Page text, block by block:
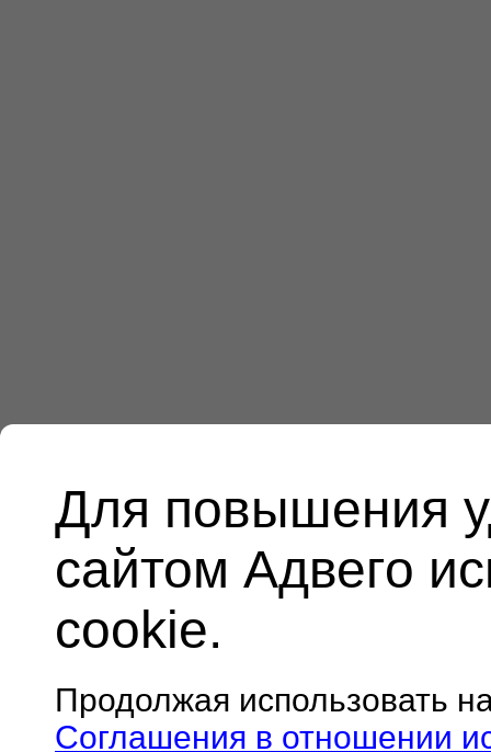
Для повышения
сайтом Адвего
cookie.
Продолжая использовать
Соглашения в отношении